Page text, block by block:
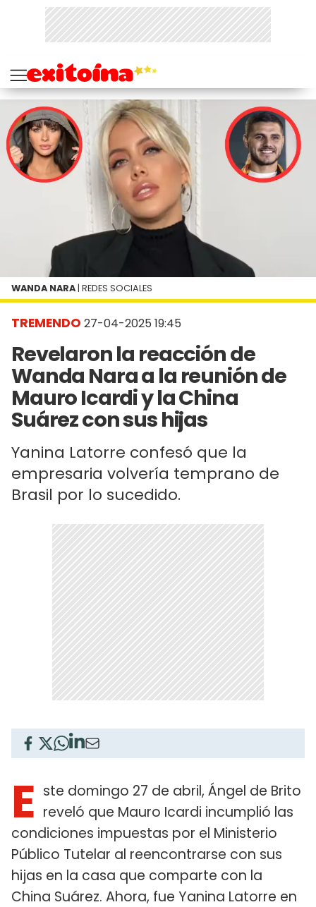
TREMENDO 27-04-2025 19:45
Revelaron la reacción de
Wanda Nara a la reunión de
Mauro Icardi y la China
Suárez con sus hijas
Yanina Latorre confesó que la
empresaria volvería temprano de
Brasil por lo sucedido.
WANDA NARA | REDES SOCIALES
E ste domingo 27 de abril, Ángel de Brito
reveló que Mauro Icardi incumplió las
condiciones impuestas por el Ministerio
Público Tutelar al reencontrarse con sus
hijas en la casa que comparte con la
China Suárez. Ahora, fue Yanina Latorre en